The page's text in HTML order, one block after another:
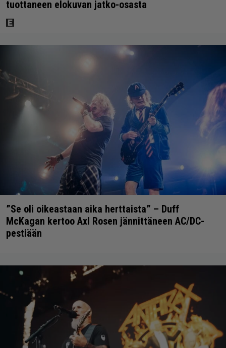
tuottaneen elokuvan jatko-osasta
”Se oli oikeastaan aika herttaista” – Duff
McKagan kertoo Axl Rosen jännittäneen AC/DC-
pestiään